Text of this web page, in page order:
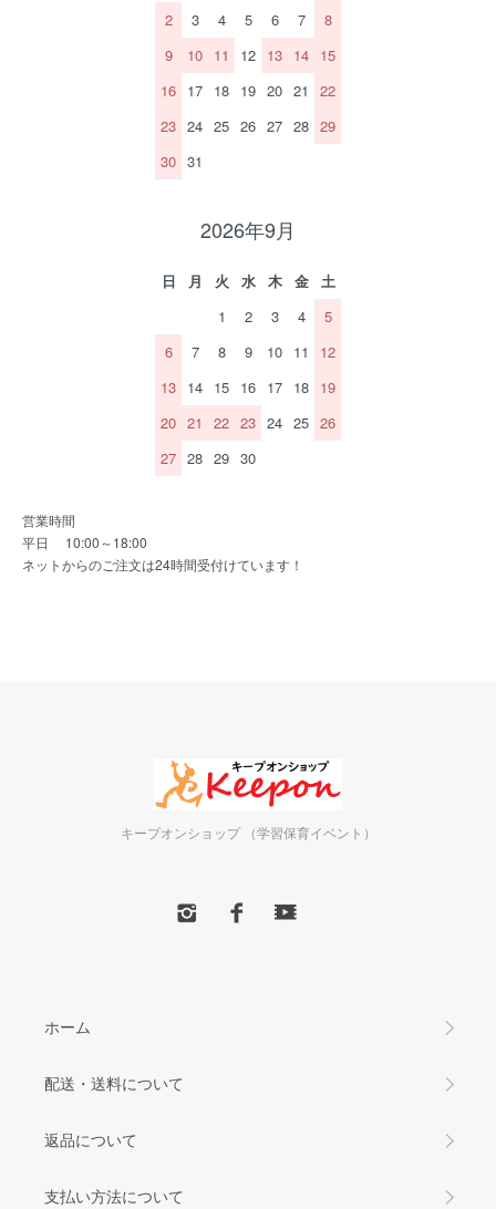
2
3 4 5 6 7
8
9
10 11 12 13 14 15
16 17 18 19 20 21
22
23 24 25 26 27 28 29
30 31
2026年9月
日 月 火 水 木 金
土
1
2 3 4
5
6
7 8 9 10 11
12
13 14 15 16 17 18 19
20 21 22 23 24 25 26
27 28 29 30
営業時間
平日 10:00～18:00
ネットからのご注文は24時間受付けています！
キープオンショップ （学習保育イベント）
ホーム
配送・送料について
返品について
支払い方法について